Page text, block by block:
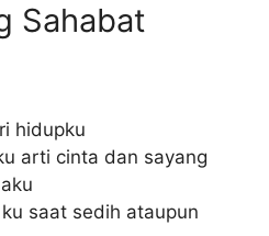
Sahabat
hidupku
arti cinta dan sayang
saat sedih ataupun